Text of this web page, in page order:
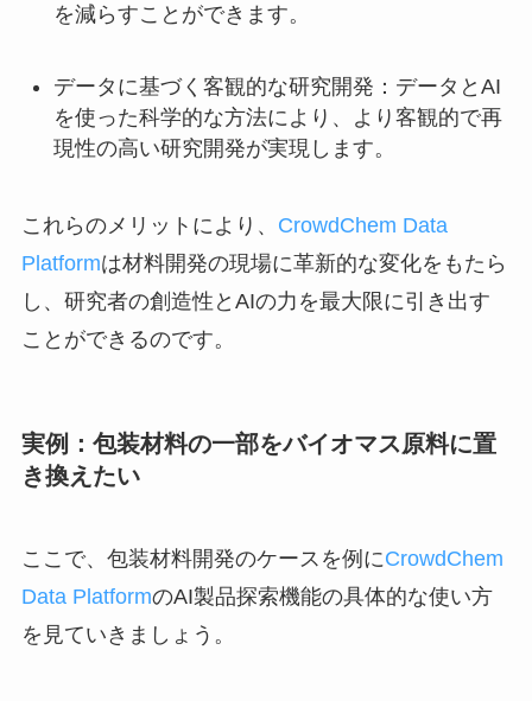
を減らすことができます。
データに基づく客観的な研究開発：データとAI
を使った科学的な方法により、より客観的で再
現性の高い研究開発が実現します。
これらのメリットにより、 CrowdChem Data
Platformは材料開発の現場に革新的な変化をもたら
し、研究者の創造性とAIの力を最大限に引き出す
ことができるのです。
実例：包装材料の一部をバイオマス原料に置
き換えたい
ここで、包装材料開発のケースを例にCrowdChem
Data PlatformのAI製品探索機能の具体的な使い方
を見ていきましょう。